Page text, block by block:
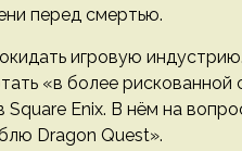
перед смертью.
игровую
«в более рискованной
Enix. В нём на
Dragon Quest».